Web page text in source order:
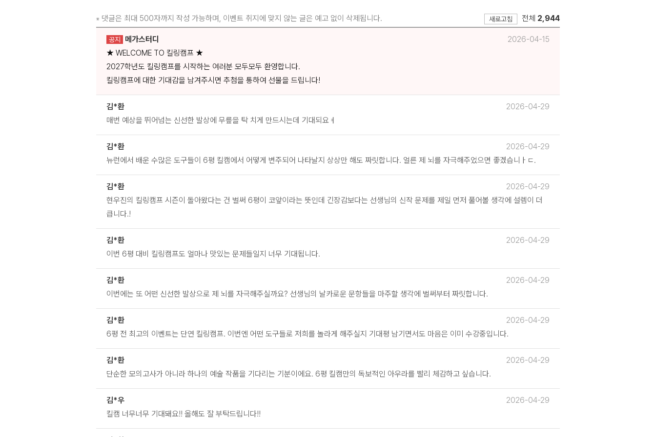
※ 댓글은 최대 500자까지 작성 가능하며, 이벤트 취지에 맞지 않는 글은 예고 없이 삭제됩니다. 새로고침 전체 2,944
공지 메가스터디
2026-04-15
★ WELCOME TO 킬링캠프 ★
2027학년도 킬링캠프를 시작하는 여러분 모두모두 환영합니다.
킬링캠프에 대한 기대감을 남겨주시면 추첨을 통하여 선물을 드립니다!
김*환
2026-04-29
매번 예상을 뛰어넘는 신선한 발상에 무릎을 탁 치게 만드시는데 기대되요ㅕ
김*환
2026-04-29
뉴런에서 배운 수많은 도구들이 6평 킬캠에서 어떻게 변주되어 나타날지 상상만 해도 짜릿합니다. 얼른 제 뇌를 자극해주었으면 좋겠습니ㅏㄷ.
김*환
2026-04-29
현우진의 킬링캠프 시즌이 돌아왔다는 건 벌써 6평이 코앞이라는 뜻인데 긴장감보다는 선생님의 신작 문제를 제일 먼저 풀어볼 생각에 설렘이 더
큽니다.!
김*환
2026-04-29
이번 6평 대비 킬링캠프도 얼마나 맛있는 문제들일지 너무 기대됩니다.
김*환
2026-04-29
이번에는 또 어떤 신선한 발상으로 제 뇌를 자극해주실까요? 선생님의 날카로운 문항들을 마주할 생각에 벌써부터 짜릿합니다.
김*환
2026-04-29
6평 전 최고의 이벤트는 단연 킬링캠프. 이번엔 어떤 도구들로 저희를 놀라게 해주실지 기대평 남기면서도 마음은 이미 수강중입니다.
김*환
2026-04-29
단순한 모의고사가 아니라 하나의 예술 작품을 기다리는 기분이에요. 6평 킬캠만의 독보적인 아우라를 빨리 체감하고 싶습니다.
김*우
2026-04-29
킬캠 너무너무 기대돼요!! 올해도 잘 부탁드립니다!!